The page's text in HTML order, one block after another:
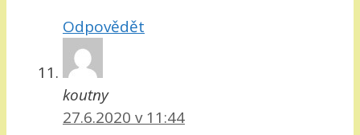
Odpovědět
koutny
27.6.2020 v 11:44